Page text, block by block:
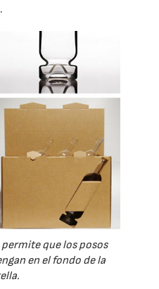
que los posos
en el fondo de la